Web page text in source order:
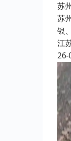
苏
苏
银
江
26-